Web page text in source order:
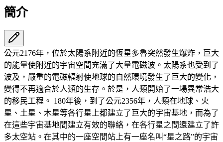
簡介
公元2176年，位於太陽系附近的恆星多魯突然發生爆炸，巨大
的能量使附近的宇宙空間充滿了大量電磁波。太陽系也受到了
波及，嚴重的電磁輻射使地球的自然環境發生了巨大的變化，
變得不再適合於人類的生存。於是，人類開始了一場異常浩大
的移民工程。 180年後，到了公元2356年，人類在地球、火
星、土星、木星等各行星上都建立了巨大的宇宙基地，而為了
在這些宇宙基地間建立有效的聯絡，在各行星之間還建立了許
多太空站。在其中的一座空間站上有一座名叫“星之路”的宇宙